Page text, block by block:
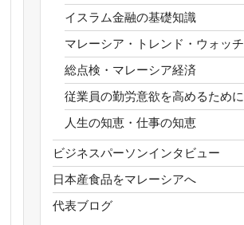
イスラム金融の基礎知識
マレーシア・トレンド・ウォッチ
総点検・マレーシア経済
従業員の勤労意欲を高めるために
人生の知恵・仕事の知恵
ビジネスパーソンインタビュー
日本産食品をマレーシアへ
代表ブログ